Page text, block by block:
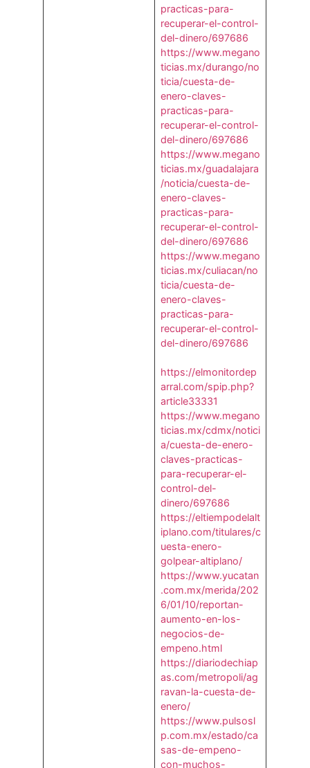
practicas-para-
recuperar-el-control-
del-dinero/697686
https://www.megano
ticias.mx/durango/no
ticia/cuesta-de-
enero-claves-
practicas-para-
recuperar-el-control-
del-dinero/697686
https://www.megano
ticias.mx/guadalajara
/noticia/cuesta-de-
enero-claves-
practicas-para-
recuperar-el-control-
del-dinero/697686
https://www.megano
ticias.mx/culiacan/no
ticia/cuesta-de-
enero-claves-
practicas-para-
recuperar-el-control-
del-dinero/697686
https://elmonitordep
arral.com/spip.php?
article33331
https://www.megano
ticias.mx/cdmx/notici
a/cuesta-de-enero-
claves-practicas-
para-recuperar-el-
control-del-
dinero/697686
https://eltiempodelalt
iplano.com/titulares/c
uesta-enero-
golpear-altiplano/
https://www.yucatan
.com.mx/merida/202
6/01/10/reportan-
aumento-en-los-
negocios-de-
empeno.html
https://diariodechiap
as.com/metropoli/ag
ravan-la-cuesta-de-
enero/
https://www.pulsosl
p.com.mx/estado/ca
sas-de-empeno-
con-muchos-